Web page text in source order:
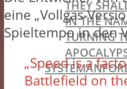
THEY
IN THE
TURNING
BATTLEFIELD
eine „Vollgas-
Spieltempo in den
„Speed is a
Battlefield on